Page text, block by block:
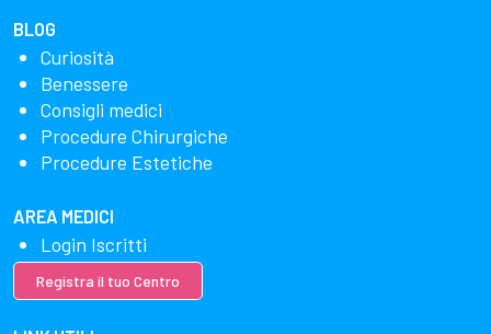
BLOG
Curiosità
Benessere
Consigli medici
Procedure Chirurgiche
Procedure Estetiche
AREA MEDICI
Login Iscritti
Registra il tuo Centro